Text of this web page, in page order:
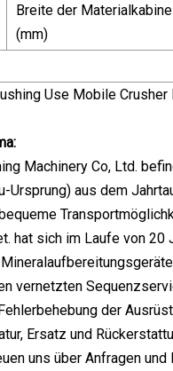
Breite der Materialkabine
(mm)
Machinery Co, Ltd.
Ursprung) aus dem
hat sich im Laufe von
vernetzten
der
Ersatz und
uns über Anfragen